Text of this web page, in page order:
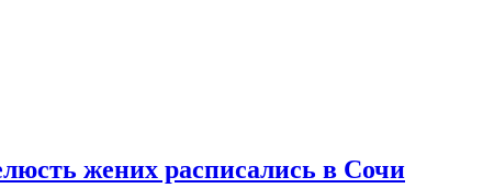
жених расписались в Сочи